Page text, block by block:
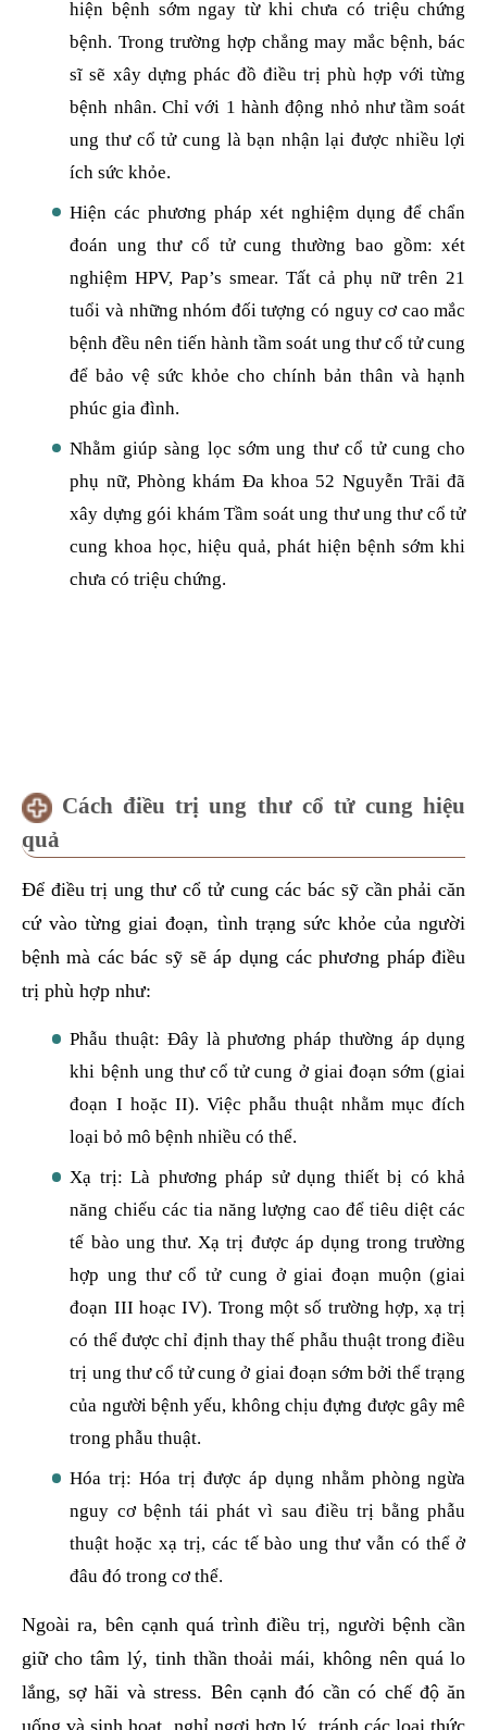
hiện bệnh sớm ngay từ khi chưa có triệu chứng
bệnh. Trong trường hợp chẳng may mắc bệnh, bác
sĩ sẽ xây dựng phác đồ điều trị phù hợp với từng
bệnh nhân. Chỉ với 1 hành động nhỏ như tầm soát
ung thư cổ tử cung là bạn nhận lại được nhiều lợi
ích sức khỏe.
Hiện các phương pháp xét nghiệm dụng để chẩn
đoán ung thư cổ tử cung thường bao gồm: xét
nghiệm HPV, Pap’s smear. Tất cả phụ nữ trên 21
tuổi và những nhóm đối tượng có nguy cơ cao mắc
bệnh đều nên tiến hành tầm soát ung thư cổ tử cung
để bảo vệ sức khỏe cho chính bản thân và hạnh
phúc gia đình.
Nhằm giúp sàng lọc sớm ung thư cổ tử cung cho
phụ nữ, Phòng khám Đa khoa 52 Nguyễn Trãi đã
xây dựng gói khám Tầm soát ung thư ung thư cổ tử
cung khoa học, hiệu quả, phát hiện bệnh sớm khi
chưa có triệu chứng.
Cách điều trị ung thư cổ tử cung hiệu
quả
Để điều trị ung thư cổ tử cung các bác sỹ cần phải căn
cứ vào từng giai đoạn, tình trạng sức khỏe của người
bệnh mà các bác sỹ sẽ áp dụng các phương pháp điều
trị phù hợp như:
Phẫu thuật: Đây là phương pháp thường áp dụng
khi bệnh ung thư cổ tử cung ở giai đoạn sớm (giai
đoạn I hoặc II). Việc phẫu thuật nhằm mục đích
loại bỏ mô bệnh nhiều có thể.
Xạ trị: Là phương pháp sử dụng thiết bị có khả
năng chiếu các tia năng lượng cao để tiêu diệt các
tế bào ung thư. Xạ trị được áp dụng trong trường
hợp ung thư cổ tử cung ở giai đoạn muộn (giai
đoạn III hoạc IV). Trong một số trường hợp, xạ trị
có thể được chỉ định thay thế phẫu thuật trong điều
trị ung thư cổ tử cung ở giai đoạn sớm bởi thể trạng
của người bệnh yếu, không chịu đựng được gây mê
trong phẫu thuật.
Hóa trị: Hóa trị được áp dụng nhằm phòng ngừa
nguy cơ bệnh tái phát vì sau điều trị bằng phẫu
thuật hoặc xạ trị, các tế bào ung thư vẫn có thể ở
đâu đó trong cơ thể.
Ngoài ra, bên cạnh quá trình điều trị, người bệnh cần
giữ cho tâm lý, tinh thần thoải mái, không nên quá lo
lắng, sợ hãi và stress. Bên cạnh đó cần có chế độ ăn